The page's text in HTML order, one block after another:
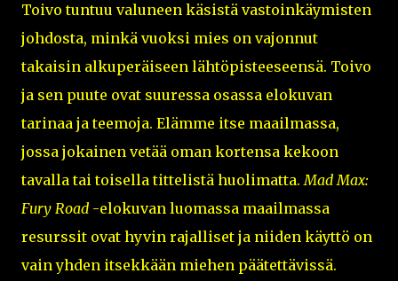
Toivo tuntuu valuneen käsistä vastoinkäymisten
johdosta, minkä vuoksi mies on vajonnut
takaisin alkuperäiseen lähtöpisteeseensä. Toivo
ja sen puute ovat suuressa osassa elokuvan
tarinaa ja teemoja. Elämme itse maailmassa,
jossa jokainen vetää oman kortensa kekoon
tavalla tai toisella tittelistä huolimatta.Mad Max:
Fury Road -elokuvan luomassa maailmassa
resurssit ovat hyvin rajalliset ja niiden käyttö on
vain yhden itsekkään miehen päätettävissä.